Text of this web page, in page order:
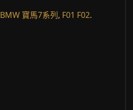
BMW 寶馬7系列, F01 F02.